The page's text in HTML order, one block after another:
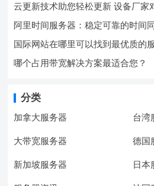
云更新技术助您轻松更新 设备厂家
阿里时间服务器：稳定可靠的时间
国际网站在哪里可以找到最优质的
哪个占用带宽解决方案最适合您？
分类
加拿大服务器 台湾
大带宽服务器 德国
新加坡服务器 日本